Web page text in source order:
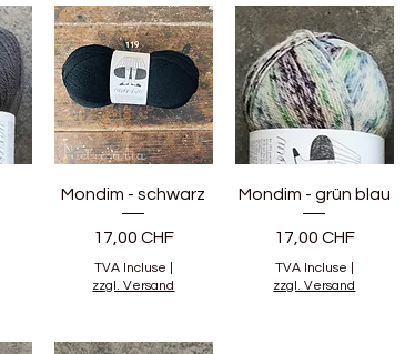
Mondim - schwarz
Prix
17,00 CHF
TVA Incluse
zzgl. Versand
Mondim - grün blau
Prix
17,00 CHF
TVA Incluse
zzgl. Versand